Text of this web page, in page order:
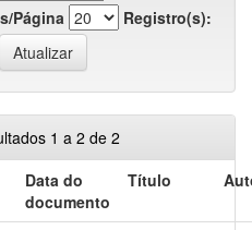
Página
Registro(s):
1 a 2 de 2
Data do
documento
Título